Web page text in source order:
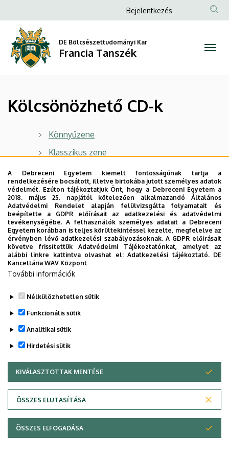
CD-
Francia
Tanszék
a
tartalomra
Anonim
fiók
menüje
Bejelentkezés
DE Bölcsészettudományi Kar
Francia Tanszék
Kölcsönözhető CD-k
Könnyűzene
Klasszikus zene
A gyűjtemény a Francia Intézet Médiatárának ajándéka
Legutóbbi frissítés: 2025. 10. 10. 11:31
Adatvédelem
Szerzői jog © 2026 Unideb
A Debreceni Egyetem kiemelt fontosságúnak tartja a
rendelkezésére bocsátott, illetve birtokába jutott személyes adatok
védelmét. Ezúton tájékoztatjuk Önt, hogy a Debreceni Egyetem a
2018. május 25. napjától kötelezően alkalmazandó Általános
Adatvédelmi Rendelet alapján felülvizsgálta folyamatait és
beépítette a GDPR előírásait az adatkezelési és adatvédelmi
tevékenységébe. A felhasználók személyes adatait a Debreceni
Egyetem korábban is teljes körültekintéssel kezelte, megfelelve az
érvényben lévő adatkezelési szabályozásoknak. A GDPR előírásait
követve frissítettük Adatvédelmi Tájékoztatónkat, amelyet az
alábbi linkre kattintva olvashat el:Adatkezelési tájékoztató. DE
Kancellária WAV Központ
További információk
Nélkülözhetetlen sütik
Funkcionális sütik
Analitikai sütik
Hirdetési sütik
KIVÁLASZTOTTAK MENTÉSE
ÖSSZES ELUTASÍTÁSA
WITHDRAW CONSENT
ÖSSZES ELFOGADÁSA